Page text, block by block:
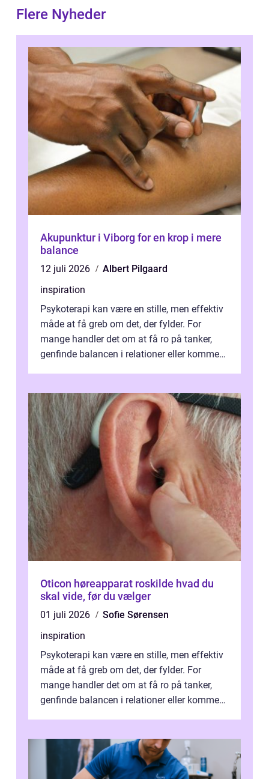
Flere Nyheder
Akupunktur i Viborg for en krop i mere
balance
12 juli 2026
Albert Pilgaard
inspiration
Psykoterapi kan være en stille, men effektiv
måde at få greb om det, der fylder. For
mange handler det om at få ro på tanker,
genfinde balancen i relationer eller komme
Oticon høreapparat roskilde hvad du
skal vide, før du vælger
01 juli 2026
Sofie Sørensen
inspiration
Psykoterapi kan være en stille, men effektiv
måde at få greb om det, der fylder. For
mange handler det om at få ro på tanker,
genfinde balancen i relationer eller komme